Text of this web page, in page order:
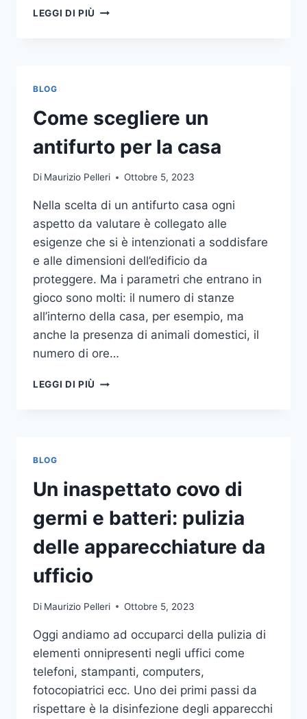
LEGGI DI PIÙ VUOI
A
UNA
TIPOGRAFIA
ECCO
SCEGLIERE
BLOG
Come scegliere un
antifurto per la casa
Di Maurizio Pelleri Ottobre 5, 2023
Nella scelta di un antifurto casa ogni
aspetto da valutare è collegato alle
esigenze che si è intenzionati a soddisfare
e alle dimensioni dell’edificio da
proteggere. Ma i parametri che entrano in
gioco sono molti: il numero di stanze
all’interno della casa, per esempio, ma
anche la presenza di animali domestici, il
numero di ore…
LEGGI DI PIÙ COME
BLOG
Un inaspettato covo di
germi e batteri: pulizia
delle apparecchiature da
ufficio
Di Maurizio Pelleri Ottobre 5, 2023
Oggi andiamo ad occuparci della pulizia di
elementi onnipresenti negli uffici come
telefoni, stampanti, computers,
fotocopiatrici ecc. Uno dei primi passi da
rispettare è la disinfezione degli apparecchi